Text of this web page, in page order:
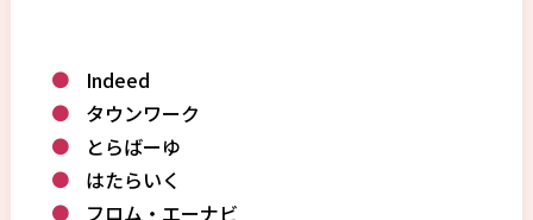
Indeed
タウンワーク
とらばーゆ
はたらいく
フロム・エーナビ